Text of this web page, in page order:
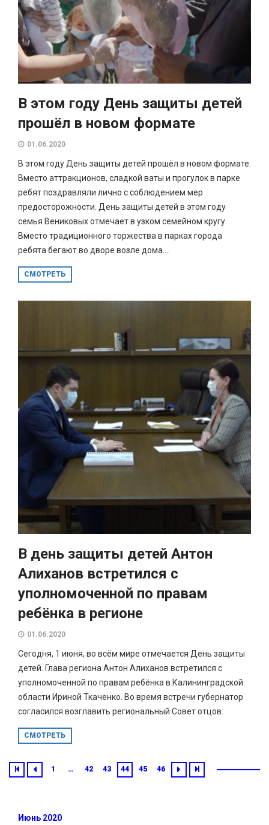
В этом году День защиты детей
прошёл в новом формате
01.06.2020
В этом году День защиты детей прошёл в новом формате.
Вместо аттракционов, сладкой ваты и прогулок в парке
ребят поздравляли лично с соблюдением мер
предосторожности. День защиты детей в этом году
семья Вениковых отмечает в узком семейном кругу.
Вместо традиционного торжества в парках города
ребята бегают во дворе возле дома....
СМОТРЕТЬ
В день защиты детей Антон
Алиханов встретился с
уполномоченной по правам
ребёнка в регионе
01.06.2020
Сегодня, 1 июня, во всём мире отмечается День защиты
детей. Глава региона Антон Алиханов встретился с
уполномоченной по правам ребёнка в Калининградской
области Ириной Ткаченко. Во время встречи губернатор
согласился возглавить региональный Совет отцов.
СМОТРЕТЬ
1 … 42 43 44 45 46
Июнь 2020